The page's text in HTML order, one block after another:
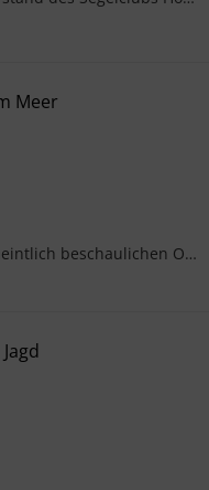
Meer
Kaum ans Revier im vermeintlich beschaulichen Ostseestädtchen Kappeln versetzt, wird der 34-jähri...